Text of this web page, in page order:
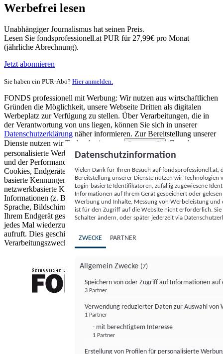
Werbefrei lesen
Unabhängiger Journalismus hat seinen Preis.
Lesen Sie fondsprofessionell.at PUR für 27,99€ pro Monat
(jährliche Abrechnung).
Jetzt abonnieren
Sie haben ein PUR-Abo? Hier anmelden.
FONDS professionell mit Werbung: Wir nutzen aus wirtschaftlichen
Gründen die Möglichkeit, unsere Webseite Dritten als digitalen
Werbeplatz zur Verfügung zu stellen. Über Verarbeitungen, die in
der Verantwortung von uns liegen, können Sie sich in unserer
Datenschutzerklärung näher informieren. Zur Bereitstellung unserer
Dienste nutzen wir Technologien von
Partnern (5)
. Zwecke:
personalisierte Werbung und Inhalte, Messung von Werbeleistung
und der Performance von Inhalten sowie Zielgruppenforschung.
Cookies, Endgeräte- oder ähnliche Online-Kennungen (z. B. login-
basierte Kennungen, zufällig generierte Kennungen,
netzwerkbasierte Kennungen) können zusammen mit anderen
Informationen (z. B. Browsertyp und Browserinformationen,
Sprache, Bildschirmgröße, unterstützte Technologien usw.) auf
Ihrem Endgerät gespeichert oder von dort ausgelesen werden, um es
jedes Mal wiederzuerkennen, wenn es eine App oder einer Webseite
aufruft. Dies geschieht für einen oder mehrere der hier aufgeführten
Verarbeitungszwecke.
Datenschutzinformation
Vielen Dank für Ihren Besuch auf
Bereitstellung unserer Dienste nutzen wir Technologien
Login-basierte Identifikatoren, zufällig zugewiesene
Informationen auf Ihrem Gerät gespeichert oder
Werbung und Inhalte, Messung von Werbeleistung
ist für den Zugriff auf die Website nicht erforderlich.
Schalter ändern, oder später jederzeit via
ZWECKE PARTNER
Allgemein Zwecke (7)
Speichern von oder Zugriff auf Informationen auf
3 Partner
Verwendung reduzierter Daten zur Auswahl von
1 Partner
- mit berechtigtem Interesse
1 Partner
Erstellung von Profilen für personalisierte
FONDS professionell